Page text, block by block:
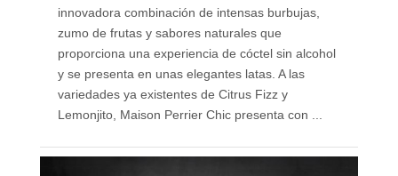
innovadora combinación de intensas burbujas,
zumo de frutas y sabores naturales que
proporciona una experiencia de cóctel sin alcohol
y se presenta en unas elegantes latas. A las
variedades ya existentes de Citrus Fizz y
Lemonjito, Maison Perrier Chic presenta con ...